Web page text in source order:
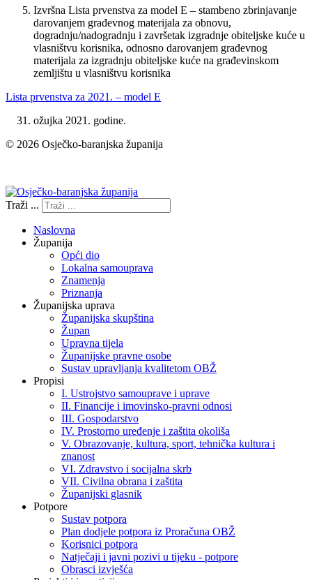
Izvršna Lista prvenstva za model E – stambeno zbrinjavanje
darovanjem građevnog materijala za obnovu,
dogradnju/nadogradnju i završetak izgradnje obiteljske kuće u
vlasništvu korisnika, odnosno darovanjem građevnog
materijala za izgradnju obiteljske kuće na građevinskom
zemljištu u vlasništvu korisnika
Lista prvenstva za 2021. – model E
ožujka 2021. godine.
© 2026 Osječko-baranjska županija
Traži ...
Naslovna
Županija
Opći dio
Lokalna samouprava
Znamenja
Priznanja
Županijska uprava
Županijska skupština
Župan
Upravna tijela
Županijske pravne osobe
Sustav upravljanja kvalitetom OBŽ
Propisi
I. Ustrojstvo samouprave i uprave
II. Financije i imovinsko-pravni odnosi
III. Gospodarstvo
IV. Prostorno uređenje i zaštita okoliša
V. Obrazovanje, kultura, sport, tehnička kultura i
znanost
VI. Zdravstvo i socijalna skrb
VII. Civilna obrana i zaštita
Županijski glasnik
Potpore
Sustav potpora
Plan dodjele potpora iz Proračuna OBŽ
Korisnici potpora
Natječaji i javni pozivi u tijeku - potpore
Obrasci izvješća